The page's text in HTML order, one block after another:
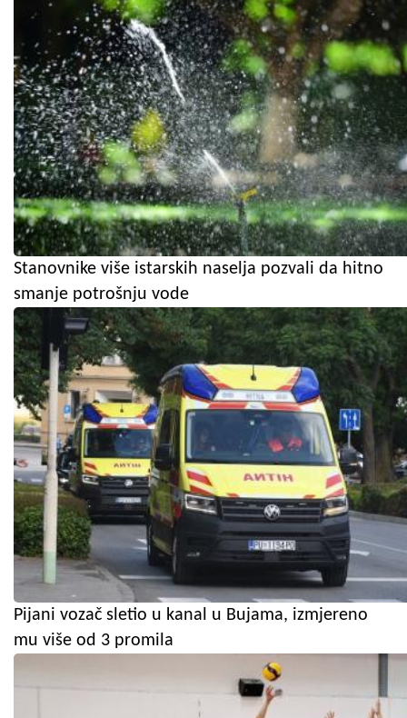
Stanovnike više istarskih naselja pozvali da hitno
smanje potrošnju vode
Pijani vozač sletio u kanal u Bujama, izmjereno
mu više od 3 promila